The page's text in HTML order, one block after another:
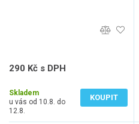
290 Kč s DPH
Skladem
u vás od 10.8. do
12.8.
KOUPIT